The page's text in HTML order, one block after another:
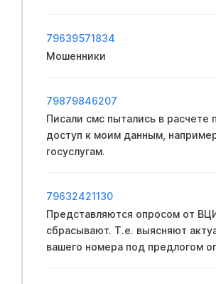
79639571834
Мошенники
79879846207
Писали смс пытались в расчете
доступ к моим данным, например
госуслугам.
79632421130
Представляются опросом от
сбрасывают. Т.е. выясняют
вашего номера под предлогом